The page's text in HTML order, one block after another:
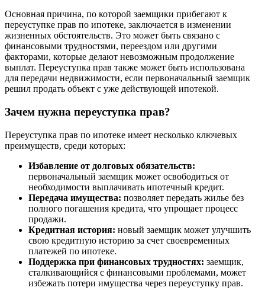
Основная причина, по которой заемщики прибегают к
переуступке прав по ипотеке, заключается в изменении
жизненных обстоятельств. Это может быть связано с
финансовыми трудностями, переездом или другими
факторами, которые делают невозможным продолжение
выплат. Переуступка прав также может быть использована
для передачи недвижимости, если первоначальный заемщик
решил продать объект с уже действующей ипотекой.
Зачем нужна переуступка прав?
Переуступка прав по ипотеке имеет несколько ключевых
преимуществ, среди которых:
Избавление от долговых обязательств:
первоначальный заемщик может освободиться от
необходимости выплачивать ипотечный кредит.
Передача имущества: позволяет передать жилье без
полного погашения кредита, что упрощает процесс
продажи.
Кредитная история: новый заемщик может улучшить
свою кредитную историю за счет своевременных
платежей по ипотеке.
Поддержка при финансовых трудностях: заемщик,
сталкивающийся с финансовыми проблемами, может
избежать потери имущества через переуступку прав.